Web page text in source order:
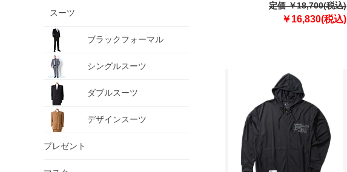
スーツ
ブラックフォーマル
シングルスーツ
ダブルスーツ
デザインスーツ
プレゼント
定価 ￥18,700(税込)
￥16,830(税込)